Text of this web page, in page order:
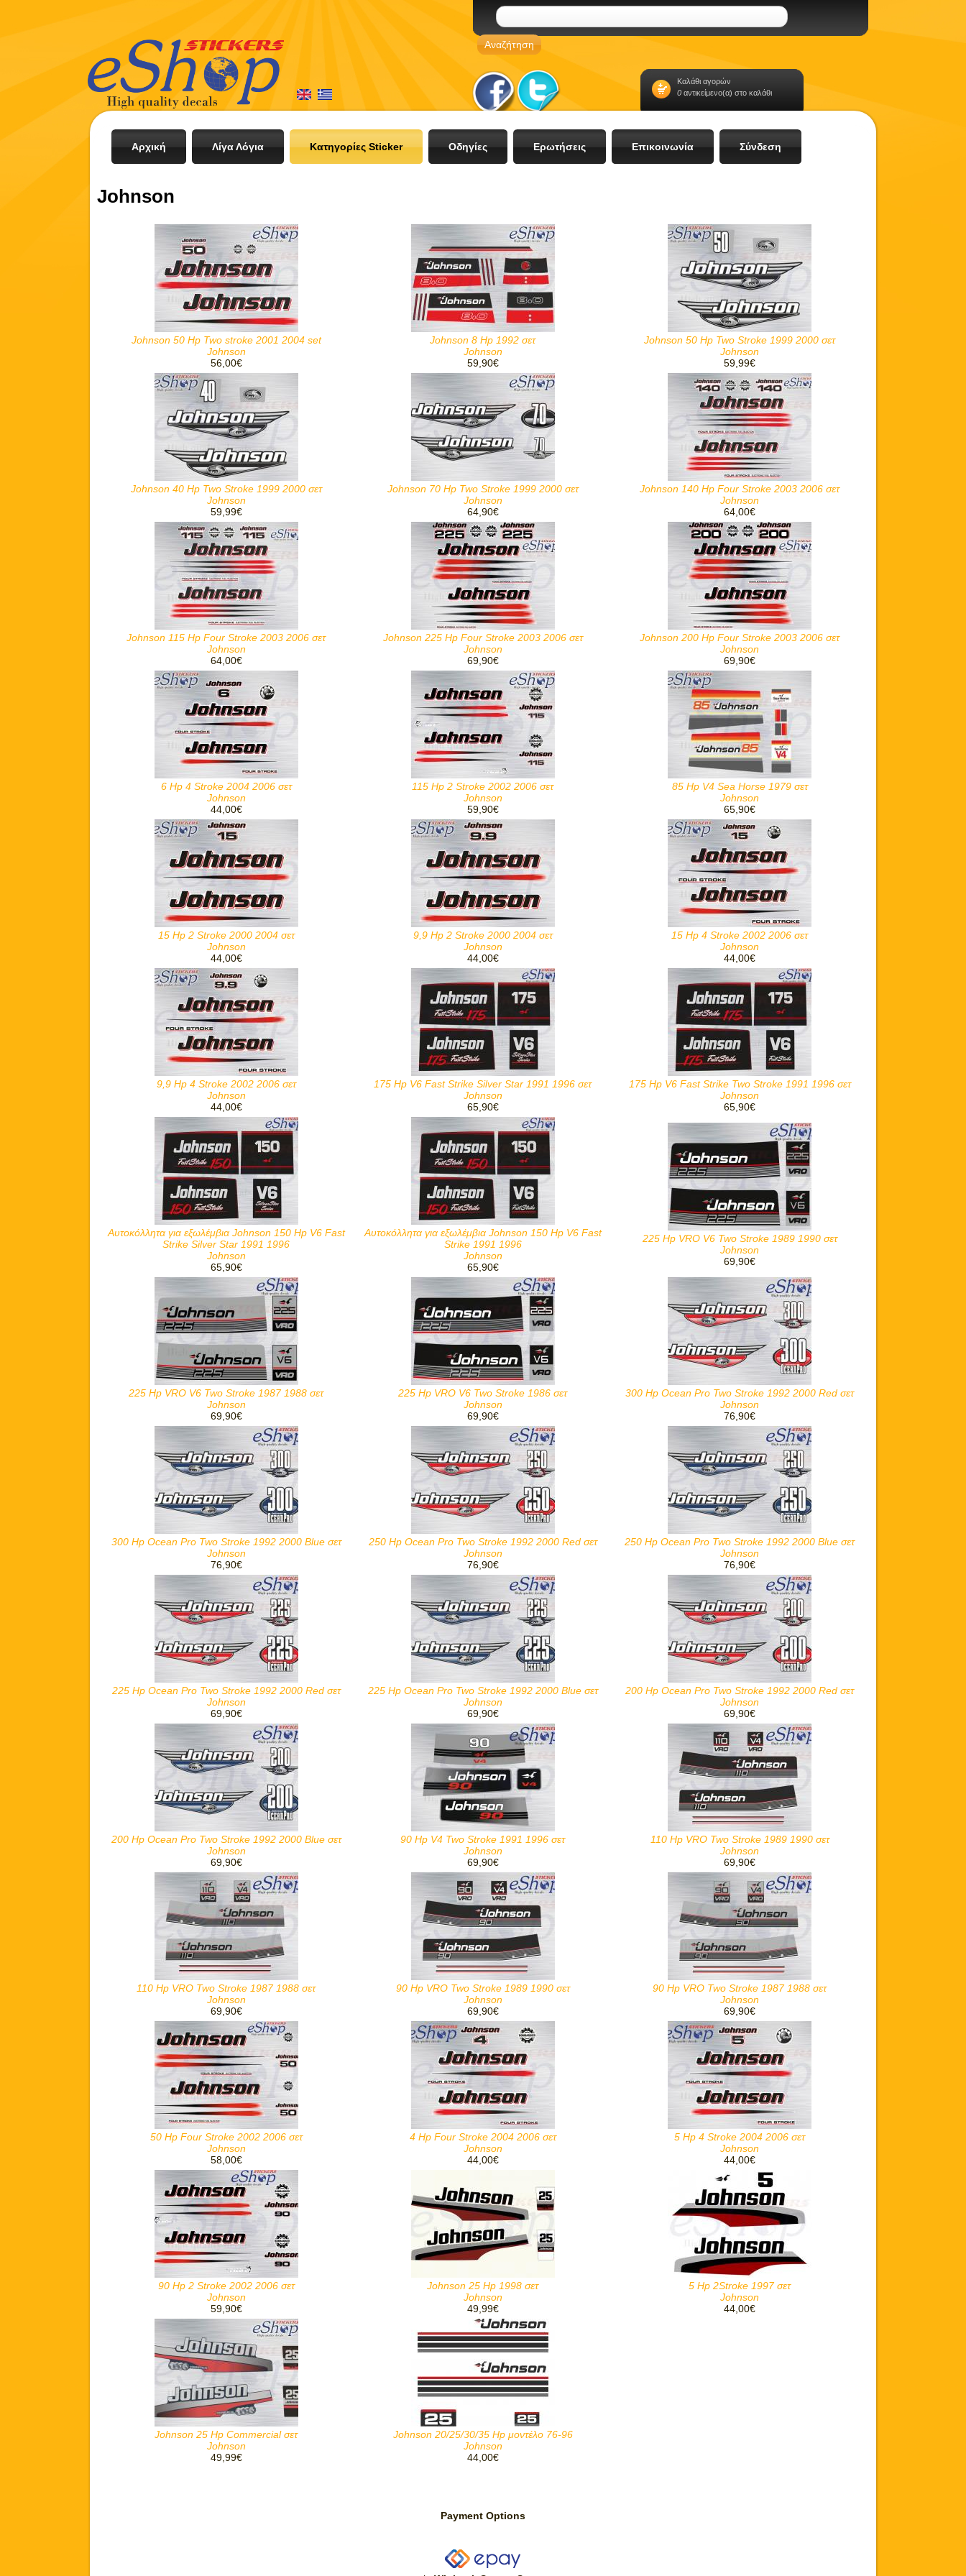
Καλάθι αγορών
0 αντικείμενο(α) στο καλάθι
Αρχική Λίγα Λόγια Κατηγορίες Sticker Οδηγίες Ερωτήσεις Επικοινωνία Σύνδεση
Johnson
Johnson 50 Hp Two stroke 2001 2004 set
Johnson
56,00€
Johnson 8 Hp 1992 σετ
Johnson
59,90€
Johnson 50 Hp Two Stroke 1999 2000 σετ
Johnson
59,99€
Johnson 40 Hp Two Stroke 1999 2000 σετ
Johnson
59,99€
Johnson 70 Hp Two Stroke 1999 2000 σετ
Johnson
64,90€
Johnson 140 Hp Four Stroke 2003 2006 σετ
Johnson
64,00€
Johnson 115 Hp Four Stroke 2003 2006 σετ
Johnson
64,00€
Johnson 225 Hp Four Stroke 2003 2006 σετ
Johnson
69,90€
Johnson 200 Hp Four Stroke 2003 2006 σετ
Johnson
69,90€
6 Hp 4 Stroke 2004 2006 σετ
Johnson
44,00€
115 Hp 2 Stroke 2002 2006 σετ
Johnson
59,90€
85 Hp V4 Sea Horse 1979 σετ
Johnson
65,90€
15 Hp 2 Stroke 2000 2004 σετ
Johnson
44,00€
9,9 Hp 2 Stroke 2000 2004 σετ
Johnson
44,00€
15 Hp 4 Stroke 2002 2006 σετ
Johnson
44,00€
9,9 Hp 4 Stroke 2002 2006 σετ
Johnson
44,00€
175 Hp V6 Fast Strike Silver Star 1991 1996 σετ
Johnson
65,90€
175 Hp V6 Fast Strike Two Stroke 1991 1996 σετ
Johnson
65,90€
Αυτοκόλλητα για εξωλέμβια Johnson 150 Hp V6 Fast
Strike Silver Star 1991 1996
Johnson
65,90€
Αυτοκόλλητα για εξωλέμβια Johnson 150 Hp V6 Fast
Strike 1991 1996
Johnson
65,90€
225 Hp VRO V6 Two Stroke 1989 1990 σετ
Johnson
69,90€
225 Hp VRO V6 Two Stroke 1987 1988 σετ
Johnson
69,90€
225 Hp VRO V6 Two Stroke 1986 σετ
Johnson
69,90€
300 Hp Ocean Pro Two Stroke 1992 2000 Red σετ
Johnson
76,90€
300 Hp Ocean Pro Two Stroke 1992 2000 Blue σετ
Johnson
76,90€
250 Hp Ocean Pro Two Stroke 1992 2000 Red σετ
Johnson
76,90€
250 Hp Ocean Pro Two Stroke 1992 2000 Blue σετ
Johnson
76,90€
225 Hp Ocean Pro Two Stroke 1992 2000 Red σετ
Johnson
69,90€
225 Hp Ocean Pro Two Stroke 1992 2000 Blue σετ
Johnson
69,90€
200 Hp Ocean Pro Two Stroke 1992 2000 Red σετ
Johnson
69,90€
200 Hp Ocean Pro Two Stroke 1992 2000 Blue σετ
Johnson
69,90€
90 Hp V4 Two Stroke 1991 1996 σετ
Johnson
69,90€
110 Hp VRO Two Stroke 1989 1990 σετ
Johnson
69,90€
110 Hp VRO Two Stroke 1987 1988 σετ
Johnson
69,90€
90 Hp VRO Two Stroke 1989 1990 σετ
Johnson
69,90€
90 Hp VRO Two Stroke 1987 1988 σετ
Johnson
69,90€
50 Hp Four Stroke 2002 2006 σετ
Johnson
58,00€
4 Hp Four Stroke 2004 2006 σετ
Johnson
44,00€
5 Hp 4 Stroke 2004 2006 σετ
Johnson
44,00€
90 Hp 2 Stroke 2002 2006 σετ
Johnson
59,90€
Johnson 25 Hp 1998 σετ
Johnson
49,99€
5 Hp 2Stroke 1997 σετ
Johnson
44,00€
Johnson 25 Hp Commercial σετ
Johnson
49,99€
Johnson 20/25/30/35 Hp μοντέλο 76-96
Johnson
44,00€
Payment Options